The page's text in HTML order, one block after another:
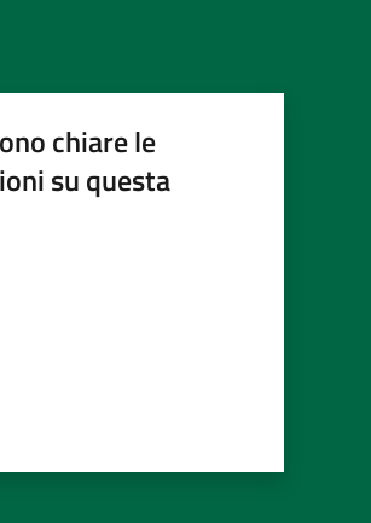
chiare le
su questa